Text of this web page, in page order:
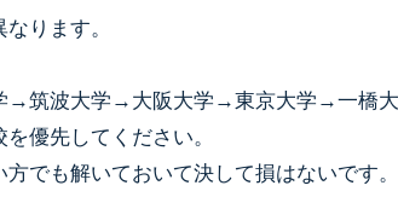
ります。
→筑波大学→大阪大学→東京大学→一橋大
優先してください。
でも解いておいて決して損はないです。